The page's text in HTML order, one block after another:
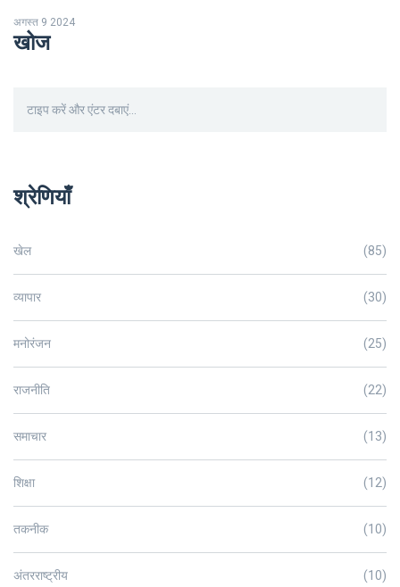
अगस्त 9 2024
खोज
श्रेणियाँ
खेल (85)
व्यापार (30)
मनोरंजन (25)
राजनीति (22)
समाचार (13)
शिक्षा (12)
तकनीक (10)
अंतरराष्ट्रीय (10)